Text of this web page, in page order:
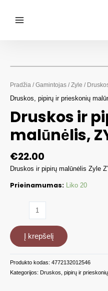
turinio
Pradžia /Gamintojas / Zyle /
Druskos, pipirų ir prieskonių
Druskos ir
malūnėlis,
€22.00
Druskos ir pipirų malūnėlis Zyle
Prieinamumas: Liko 20
Druskos
ir
pipirų
ZY16PGG
Į krepšelį
Produkto kodas: 4772132012546
Kategorijos: Druskos, pipirų ir